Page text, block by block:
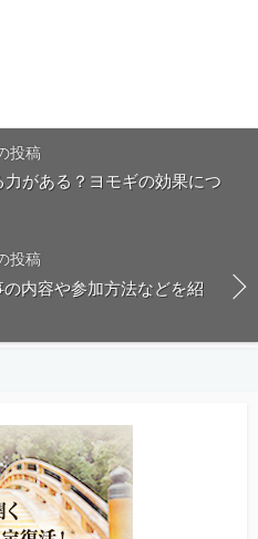
投稿
がある？ヨモギの効果につ
投稿
内容や参加方法などを紹